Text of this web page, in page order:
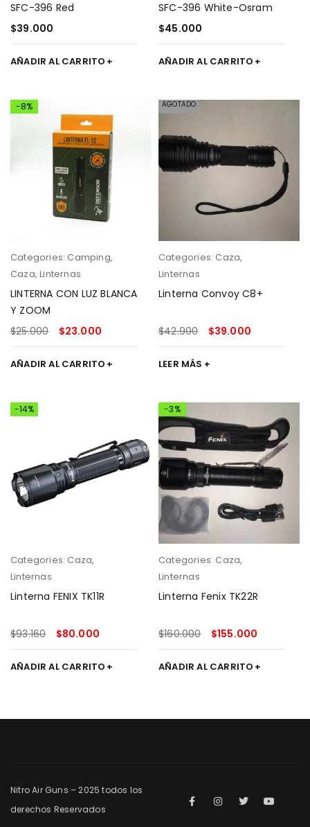
SFC-396 Red
$39.000
AÑADIR AL CARRITO
SFC-396 White-Osram
$45.000
AÑADIR AL CARRITO
-8%
Categories: Camping,
Caza,Linternas
LINTERNA CON LUZ BLANCA
Y ZOOM
$25.000 $23.000
AÑADIR AL CARRITO
AGOTADO
Categories: Caza,
Linternas
Linterna Convoy C8+
$42.900 $39.000
LEER MÁS
-14%
Categories: Caza,
Linternas
Linterna FENIX TK11R
$93.160 $80.000
AÑADIR AL CARRITO
-3%
Categories: Caza,
Linternas
Linterna Fenix TK22R
$160.000 $155.000
AÑADIR AL CARRITO
Nitro Air Guns – 2025 todos los
derechos Reservados